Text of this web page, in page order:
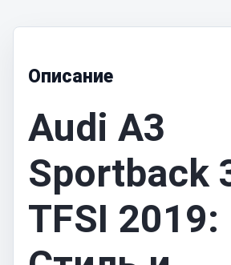
Описание
Audi A3
Sportback
TFSI 2019: